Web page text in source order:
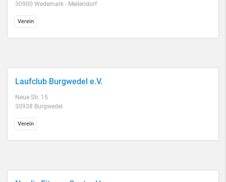
30900 Wedemark - Mellendorf
Verein
Laufclub Burgwedel e.V.
Neue Str. 15
30938 Burgwedel
Verein